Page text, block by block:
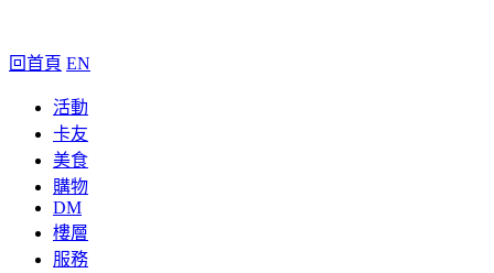
回首頁 EN
活動
卡友
美食
購物
DM
樓層
服務